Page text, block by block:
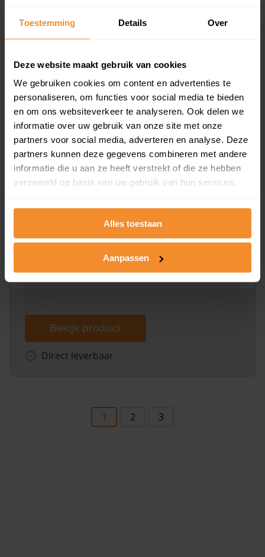
Toestemming Details Over
Deze website maakt gebruik van cookies
We gebruiken cookies om content en advertenties te
personaliseren, om functies voor social media te bieden
en om ons websiteverkeer te analyseren. Ook delen we
informatie over uw gebruik van onze site met onze
partners voor social media, adverteren en analyse. Deze
partners kunnen deze gegevens combineren met andere
informatie die u aan ze heeft verstrekt of die ze hebben
verzameld op basis van uw gebruik van hun services.
Alles toestaan
Aanpassen
en koopdatum) binnen een postcodegebied. Dit
koopsommen.
Bekijk product
Direct leverbaar
Kadastrale kaart pakket
Alleen globale ligging perceel
omliggende percelen met de kadastrale erfgrenzen,
Bekijk product
Direct leverbaar
1 2 3